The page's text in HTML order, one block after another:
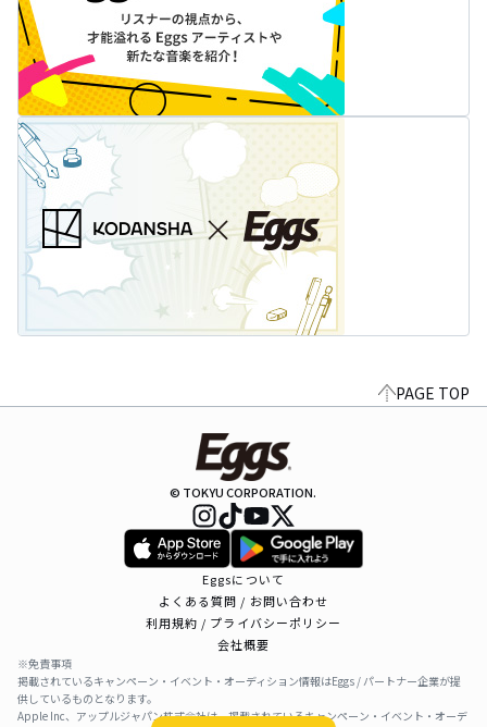
PAGE TOP
© TOKYU CORPORATION.
Eggsについて
よくある質問 / お問い合わせ
利用規約 / プライバシーポリシー
会社概要
※免責事項
掲載されているキャンペーン・イベント・オーディション情報はEggs / パートナー企業が提
供しているものとなります。
Apple Inc、アップルジャパン株式会社は、掲載されているキャンペーン・イベント・オーデ